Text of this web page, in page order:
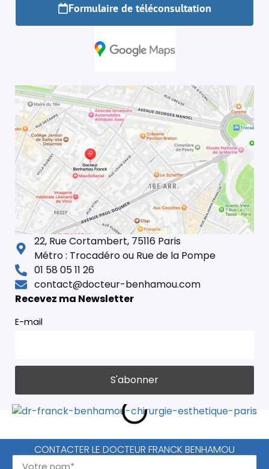
Formulaire de téléconsultation
22, Rue Cortambert, 75116 Paris
Métro : Trocadéro ou Rue de la Pompe
01 58 05 11 26
contact@docteur-benhamou.com
Recevez ma Newsletter
E-mail
CONTACTER LE DOCTEUR FRANCK BENHAMOU